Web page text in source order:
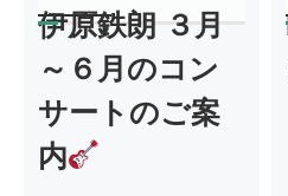
伊原鉄朗 ３月
～６月のコン
サートのご案
内